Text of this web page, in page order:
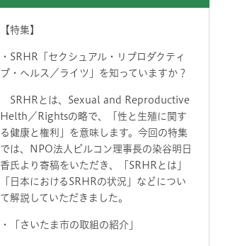
【特集】
・SRHR「セクシュアル・リプロダクティ
ブ・ヘルス／ライツ」を知っていますか？
SRHRとは、Sexual and Reproductive
Helth／Rightsの略で、「性と生殖に関す
る健康と権利」を意味します。今回の特集
では、NPO法人ピルコン理事長の染谷明日
香氏より寄稿をいただき、「SRHRとは」
「日本におけるSRHRの状況」などについ
て解説していただきました。
・「さいたま市の取組の紹介」